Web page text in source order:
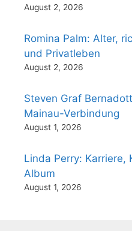
August 2, 2026
Romina Palm: Alter,
und Privatleben
August 2, 2026
Steven Graf
Mainau-Verbindung
August 1, 2026
Linda Perry: Karriere,
Album
August 1, 2026